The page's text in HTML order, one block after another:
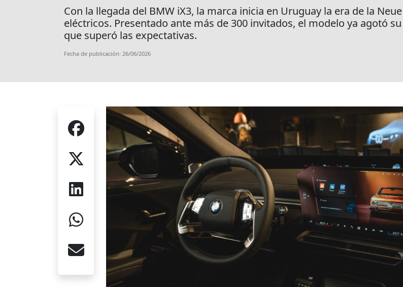
Con la llegada del BMW iX3, la marca inicia en Uruguay la era de la
eléctricos. Presentado ante más de 300 invitados, el modelo ya agotó
que superó las expectativas.
Fecha de publicación: 26/06/2026